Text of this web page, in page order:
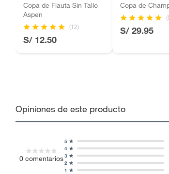
Copa de Flauta Sin Tallo
Aspen
(12)
S/ 12.50
Copa de
S/ 29.95
Opiniones de este producto
0 comentarios
1
2
3
4
5